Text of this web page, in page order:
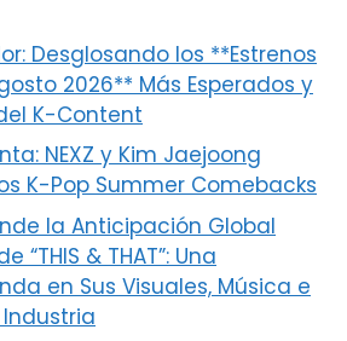
Desglosando los **Estrenos
2026** Más Esperados y
K-Content
NEXZ y Kim Jaejoong
K-Pop Summer Comebacks
la Anticipación Global
“THIS & THAT”: Una
en Sus Visuales, Música e